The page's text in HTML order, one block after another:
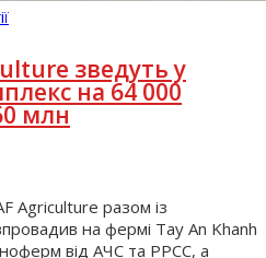
зведуть у
на 64 000
млн
Agriculture разом із
на фермі Tay An Khanh
від АЧС та РРСС, а